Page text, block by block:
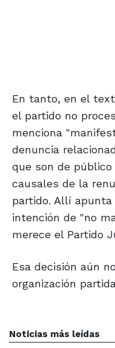
En tanto, en el
el partido no
menciona
denuncia
que son de
causales de la
partido. Allí
intención de "no
merece el Partido
Esa decisión aún
organización
Noticias más leídas